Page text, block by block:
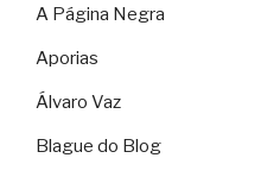
A Página Negra
Aporias
Álvaro Vaz
Blague do Blog